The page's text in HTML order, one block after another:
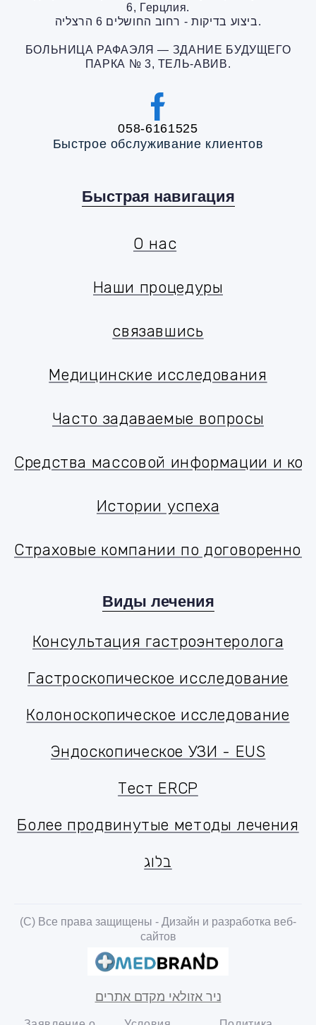
6, Герцлия.
ביצוע בדיקות - רחוב החושלים 6 הרצליה.
БОЛЬНИЦА РАФАЭЛЯ — ЗДАНИЕ БУДУЩЕГО
ПАРКА № 3, ТЕЛЬ-АВИВ.
058-6161525
Быстрое обслуживание клиентов
Быстрая навигация
О нас
Наши процедуры
связавшись
Медицинские исследования
Часто задаваемые вопросы
Средства массовой информации и
Истории успеха
Страховые компании по
Виды лечения
Консультация гастроэнтеролога
Гастроскопическое исследование
Колоноскопическое исследование
Эндоскопическое УЗИ - EUS
Тест ERCP
Более продвинутые методы лечения
בלוג
(C) Все права защищены - Дизайн и разработка веб-
сайтов
ניר אזולאי מקדם אתרים